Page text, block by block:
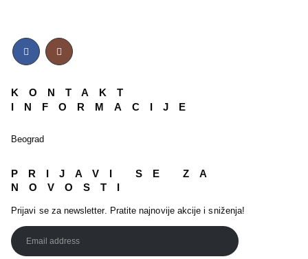
KONTAKT
INFORMACIJE
Beograd
PRIJAVI SE ZA
NOVOSTI
Prijavi se za newsletter. Pratite najnovije akcije i sniženja!